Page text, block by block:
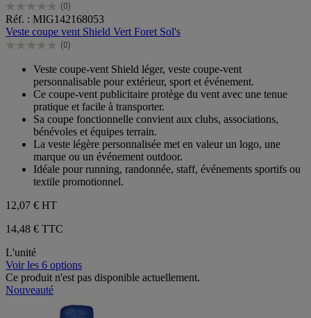
(0)
0.0
sur
5
étoiles.
Réf. : MIG142168053
Veste coupe vent Shield Vert Foret Sol's
(0)
0.0
étoiles.
Veste coupe-vent Shield léger, veste coupe-vent
personnalisable pour extérieur, sport et événement.
Ce coupe-vent publicitaire protège du vent avec une tenue
pratique et facile à transporter.
Sa coupe fonctionnelle convient aux clubs, associations,
bénévoles et équipes terrain.
La veste légère personnalisée met en valeur un logo, une
marque ou un événement outdoor.
Idéale pour running, randonnée, staff, événements sportifs ou
textile promotionnel.
12,07 € HT
14,48 € TTC
L'unité
Voir les 6 options
Ce produit n'est pas disponible actuellement.
Nouveauté